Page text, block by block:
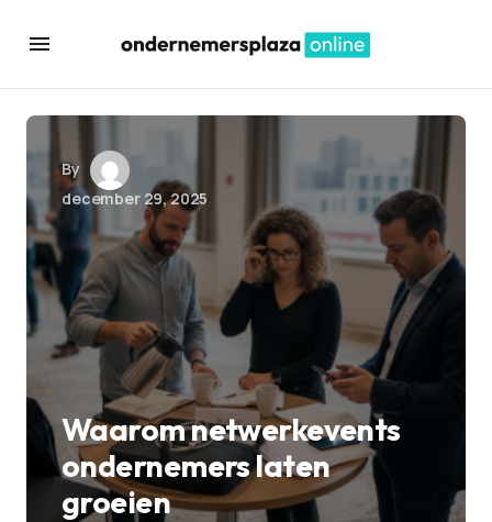
By
december 29, 2025
Waarom netwerkevents
ondernemers laten
groeien